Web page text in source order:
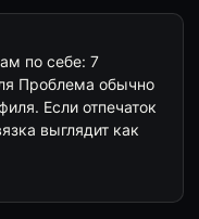
по себе: 7
Проблема обычно
Если отпечаток
выглядит как